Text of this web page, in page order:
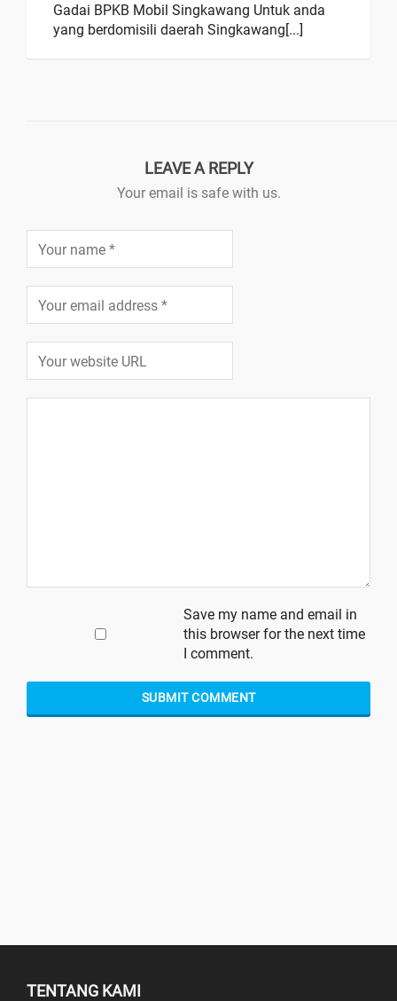
Gadai BPKB Mobil Singkawang Untuk anda
yang berdomisili daerah Singkawang[...]
LEAVE A REPLY
Your email is safe with us.
Save my name and email in
this browser for the next time
I comment.
TENTANG KAMI